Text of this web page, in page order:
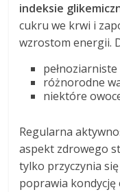
indeksie
cukru we krwi i
wzrostom energii.
różnorodne
niektóre
Regularna
aspekt zdrowego
tylko przyczynia
poprawia